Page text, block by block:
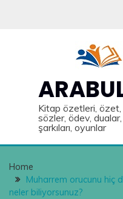
Kitap özetleri,
sözler, ödev,
şarkıları, oyunlar
Home
Muharrem orucunu hiç
neler biliyorsunuz?